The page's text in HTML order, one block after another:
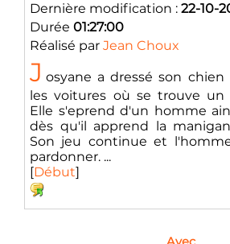
Dernière modification : 22-10-
Durée 01:27:00
Réalisé par Jean Choux
J osyane a dressé son
les voitures où se trouve un
Elle s'eprend d'un homme
dès qu'il apprend la
Son jeu continue et
pardonner. ...
[Début]